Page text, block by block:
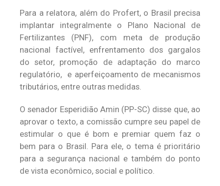
Para a relatora, além do Profert, o Brasil precisa
implantar integralmente o Plano Nacional de
Fertilizantes (PNF), com meta de produção
nacional factível, enfrentamento dos gargalos
do setor, promoção de adaptação do marco
regulatório, e aperfeiçoamento de mecanismos
tributários, entre outras medidas.
O senador Esperidião Amin (PP-SC) disse que, ao
aprovar o texto, a comissão cumpre seu papel de
estimular o que é bom e premiar quem faz o
bem para o Brasil. Para ele, o tema é prioritário
para a segurança nacional e também do ponto
de vista econômico, social e político.